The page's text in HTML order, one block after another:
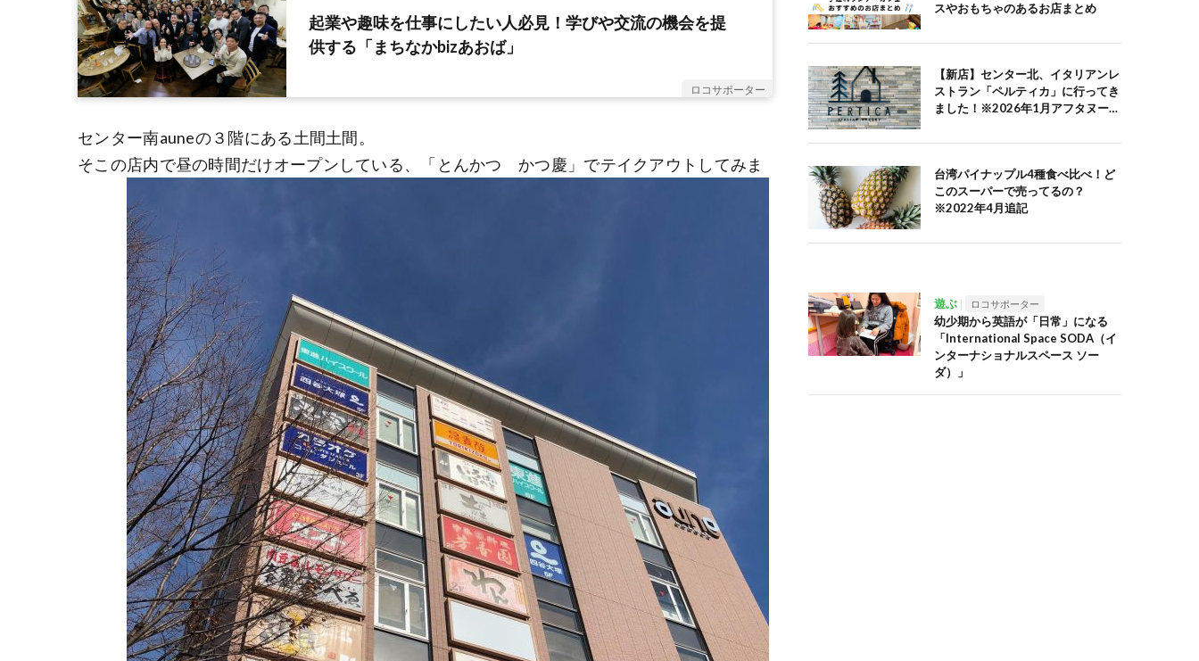
起業や趣味を仕事にしたい人必見！学びや交流の機会を提
供する「まちなかbizあおば」
ロコサポーター
センター南auneの３階にある土間土間。
そこの店内で昼の時間だけオープンしている、「とんかつ かつ慶」でテイクアウトしてみま
スやおもちゃのあるお店まとめ
【新店】センター北、イタリアンレ
ストラン「ペルティカ」に行ってき
ました！※2026年1月アフタヌーン
台湾パイナップル4種食べ比べ！ど
このスーパーで売ってるの？
※2022年4月追記
遊ぶ ロコサポーター
幼少期から英語が「日常」になる
「International Space SODA（イ
ンターナショナルスペース ソー
ダ）」